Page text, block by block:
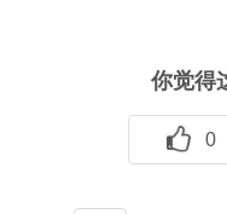
你觉得
0